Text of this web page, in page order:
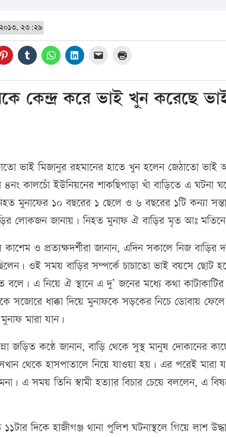
২০১৩, ২৩:২৯
কেন্দ্র করে ভাই খুন করেছে
ভাই মিজানুর রহমানের হাতে খুন হলেন জেঠাতো
কালচোঁ ইউনিয়নের শাকছিপাড়া খাঁ বাড়িতে এ ঘটনা
মুনাফের ১০ বছরের ১ ছেলে ও ৬ বছরের ১টি কন্যা
লোকজন জানায়। নিহত মুনাফ ঐ বাড়ির মৃত আঃ
ও প্রত্যক্ষদর্শীরা জানান, এদিন সকালে নিজ বাড়ির
ওই সময় বাড়ির সম্পর্কে চাচাতো ভাই বয়সে ছোট
বলে। এ নিয়ে ঐ স্থানে এ দু’ জনের মধ্যে কথা
সজোরে ধাক্কা দিয়ে মুনাফকে সড়কের নিচে ডোবায়
মারা যান।
জড়িত কণ্ঠে জানান, বাড়ি থেকে সুস্থ মানুষ দোকানের
থেকে হাসপাতালে নিয়ে যাওয়া হয়। এর পরেই
এ সময় তিনি স্বামী হত্যার বিচার চেয়ে বললেন, এ
দিকে হাজীগঞ্জ থানা পুলিশ ঘটনাস্থলে গিয়ে লাশ